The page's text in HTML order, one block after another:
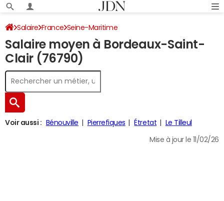
Salaire France Seine-Maritime
Salaire moyen à Bordeaux-Saint-
Clair (76790)
Voir aussi : Bénouville Pierrefiques Étretat Le Tilleul
Mise à jour le 11/02/26